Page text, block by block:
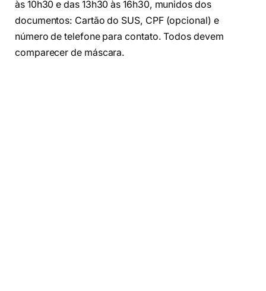
às 10h30 e das 13h30 às 16h30, munidos dos
documentos: Cartão do SUS, CPF (opcional) e
número de telefone para contato. Todos devem
comparecer de máscara.